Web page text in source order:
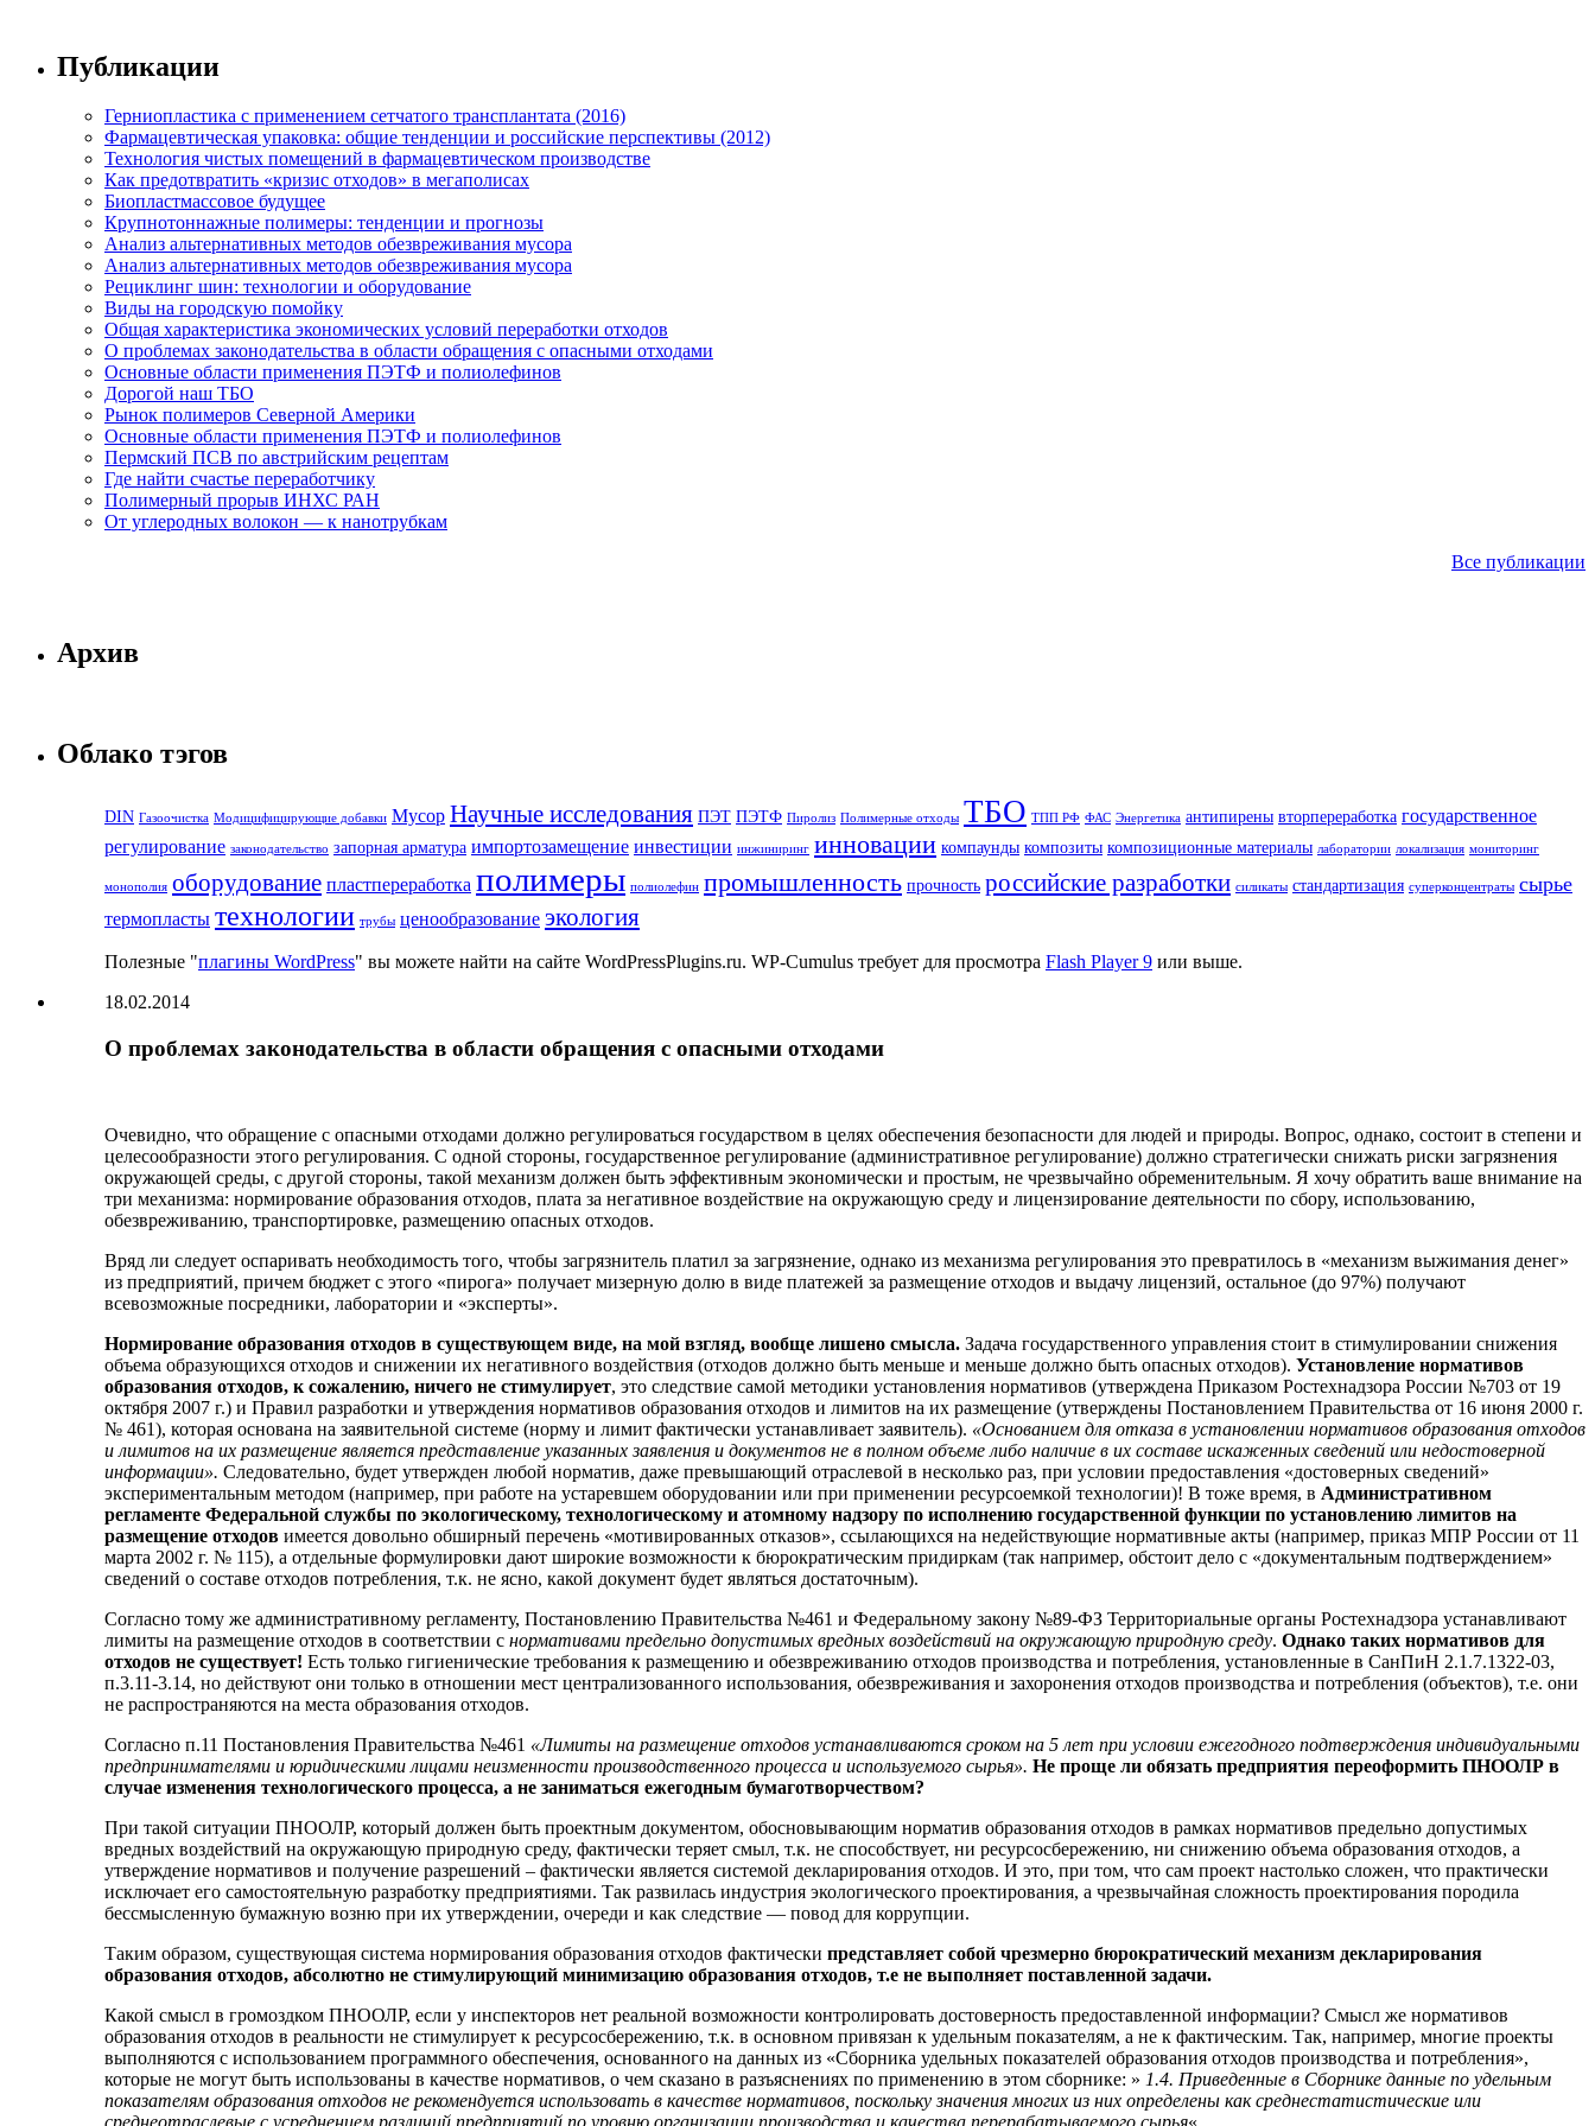
Публикации
Герниопластика с применением сетчатого трансплантата (2016)
Фармацевтическая упаковка: общие тенденции и российские перспективы (2012)
Технология чистых помещений в фармацевтическом производстве
Как предотвратить «кризис отходов» в мегаполисах
Биопластмассовое будущее
Крупнотоннажные полимеры: тенденции и прогнозы
Анализ альтернативных методов обезвреживания мусора
Анализ альтернативных методов обезвреживания мусора
Рециклинг шин: технологии и оборудование
Виды на городскую помойку
Общая характеристика экономических условий переработки отходов
О проблемах законодательства в области обращения с опасными отходами
Основные области применения ПЭТФ и полиолефинов
Дорогой наш ТБО
Рынок полимеров Северной Америки
Основные области применения ПЭТФ и полиолефинов
Пермский ПСВ по австрийским рецептам
Где найти счастье переработчику
Полимерный прорыв ИНХС РАН
От углеродных волокон — к нанотрубкам
Все публикации
Архив
Облако тэгов
DIN Газоочистка Модицифицирующие добавки Мусор Научные исследования ПЭТ ПЭТФ Пиролиз Полимерные отходы ТБО ТПП РФ ФАС Энергетика антипирены вторпереработка государственное
регулирование законодательство запорная арматура импортозамещение инвестиции инжиниринг инновации компаунды композиты композиционные материалы лаборатории локализация мониторинг
монополия оборудование пластпереработка полимеры полиолефин промышленность прочность российские разработки силикаты стандартизация суперконцентраты сырье
термопласты технологии трубы ценообразование экология
Полезные "плагины WordPress" вы можете найти на сайте WordPressPlugins.ru. WP-Cumulus требует для просмотра Flash Player 9 или выше.
18.02.2014
О проблемах законодательства в области обращения с опасными отходами
Очевидно, что обращение с опасными отходами должно регулироваться государством в целях обеспечения безопасности для людей и природы. Вопрос, однако, состоит в степени и
целесообразности этого регулирования. С одной стороны, государственное регулирование (административное регулирование) должно стратегически снижать риски загрязнения
окружающей среды, с другой стороны, такой механизм должен быть эффективным экономически и простым, не чрезвычайно обременительным. Я хочу обратить ваше внимание на
три механизма: нормирование образования отходов, плата за негативное воздействие на окружающую среду и лицензирование деятельности по сбору, использованию,
обезвреживанию, транспортировке, размещению опасных отходов.
Вряд ли следует оспаривать необходимость того, чтобы загрязнитель платил за загрязнение, однако из механизма регулирования это превратилось в «механизм выжимания денег»
из предприятий, причем бюджет с этого «пирога» получает мизерную долю в виде платежей за размещение отходов и выдачу лицензий, остальное (до 97%) получают
всевозможные посредники, лаборатории и «эксперты».
Нормирование образования отходов в существующем виде, на мой взгляд, вообще лишено смысла. Задача государственного управления стоит в стимулировании снижения
объема образующихся отходов и снижении их негативного воздействия (отходов должно быть меньше и меньше должно быть опасных отходов). Установление нормативов
образования отходов, к сожалению, ничего не стимулирует, это следствие самой методики установления нормативов (утверждена Приказом Ростехнадзора России №703 от 19
октября 2007 г.) и Правил разработки и утверждения нормативов образования отходов и лимитов на их размещение (утверждены Постановлением Правительства от 16 июня 2000 г.
№ 461), которая основана на заявительной системе (норму и лимит фактически устанавливает заявитель). «Основанием для отказа в установлении нормативов образования отходов
и лимитов на их размещение является представление указанных заявления и документов не в полном объеме либо наличие в их составе искаженных сведений или недостоверной
информации». Следовательно, будет утвержден любой норматив, даже превышающий отраслевой в несколько раз, при условии предоставления «достоверных сведений»
экспериментальным методом (например, при работе на устаревшем оборудовании или при применении ресурсоемкой технологии)! В тоже время, в Административном
регламенте Федеральной службы по экологическому, технологическому и атомному надзору по исполнению государственной функции по установлению лимитов на
размещение отходов имеется довольно обширный перечень «мотивированных отказов», ссылающихся на недействующие нормативные акты (например, приказ МПР России от 11
марта 2002 г. № 115), а отдельные формулировки дают широкие возможности к бюрократическим придиркам (так например, обстоит дело с «документальным подтверждением»
сведений о составе отходов потребления, т.к. не ясно, какой документ будет являться достаточным).
Согласно тому же административному регламенту, Постановлению Правительства №461 и Федеральному закону №89-ФЗ Территориальные органы Ростехнадзора устанавливают
лимиты на размещение отходов в соответствии с нормативами предельно допустимых вредных воздействий на окружающую природную среду. Однако таких нормативов для
отходов не существует! Есть только гигиенические требования к размещению и обезвреживанию отходов производства и потребления, установленные в СанПиН 2.1.7.1322-03,
п.3.11-3.14, но действуют они только в отношении мест централизованного использования, обезвреживания и захоронения отходов производства и потребления (объектов), т.е. они
не распространяются на места образования отходов.
Согласно п.11 Постановления Правительства №461 «Лимиты на размещение отходов устанавливаются сроком на 5 лет при условии ежегодного подтверждения индивидуальными
предпринимателями и юридическими лицами неизменности производственного процесса и используемого сырья». Не проще ли обязать предприятия переоформить ПНООЛР в
случае изменения технологического процесса, а не заниматься ежегодным бумаготворчеством?
При такой ситуации ПНООЛР, который должен быть проектным документом, обосновывающим норматив образования отходов в рамках нормативов предельно допустимых
вредных воздействий на окружающую природную среду, фактически теряет смыл, т.к. не способствует, ни ресурсосбережению, ни снижению объема образования отходов, а
утверждение нормативов и получение разрешений – фактически является системой декларирования отходов. И это, при том, что сам проект настолько сложен, что практически
исключает его самостоятельную разработку предприятиями. Так развилась индустрия экологического проектирования, а чрезвычайная сложность проектирования породила
бессмысленную бумажную возню при их утверждении, очереди и как следствие — повод для коррупции.
Таким образом, существующая система нормирования образования отходов фактически представляет собой чрезмерно бюрократический механизм декларирования
образования отходов, абсолютно не стимулирующий минимизацию образования отходов, т.е не выполняет поставленной задачи.
Какой смысл в громоздком ПНООЛР, если у инспекторов нет реальной возможности контролировать достоверность предоставленной информации? Смысл же нормативов
образования отходов в реальности не стимулирует к ресурсосбережению, т.к. в основном привязан к удельным показателям, а не к фактическим. Так, например, многие проекты
выполняются с использованием программного обеспечения, основанного на данных из «Сборника удельных показателей образования отходов производства и потребления»,
которые не могут быть использованы в качестве нормативов, о чем сказано в разъяснениях по применению в этом сборнике: » 1.4. Приведенные в Сборнике данные по удельным
показателям образования отходов не рекомендуется использовать в качестве нормативов, поскольку значения многих из них определены как среднестатистические или
среднеотраслевые с усреднением различий предприятий по уровню организации производства и качества перерабатываемого сырья«.